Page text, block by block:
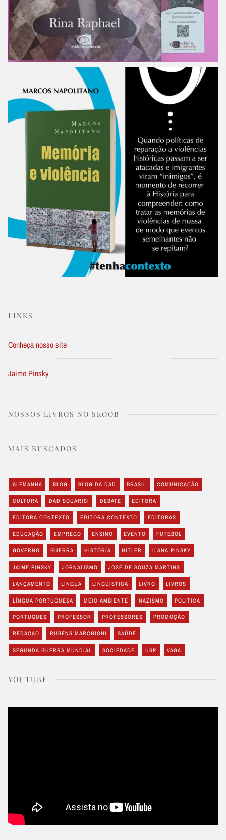
LINKS
Conheça nosso site
Jaime Pinsky
NOSSOS LIVROS NO SKOOB
MAIS BUSCADOS
ALEMANHA BLOG BLOG DA DAD BRASIL COMUNICAÇÃO
CULTURA DAD SQUARISI DEBATE EDITORA
EDITORA CONTEXTO EDITORA CONTEXTO EDITORAS
EDUCAÇÃO EMPREGO ENSINO EVENTO FUTEBOL
GOVERNO GUERRA HISTÓRIA HITLER ILANA PINSKY
JAIME PINSKY JORNALISMO JOSÉ DE SOUZA MARTINS
LANÇAMENTO LINGUA LINGUÍSTICA LIVRO LIVROS
LÍNGUA PORTUGUESA MEIO AMBIENTE NAZISMO POLITICA
PORTUGUES PROFESSOR PROFESSORES PROMOÇÃO
REDACAO RUBENS MARCHIONI SAÚDE
SEGUNDA GUERRA MUNDIAL SOCIEDADE USP VAGA
YOUTUBE